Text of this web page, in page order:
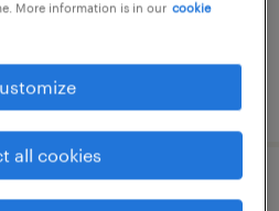
ォークリフト、仕分
More information is in our cookie
all cookies